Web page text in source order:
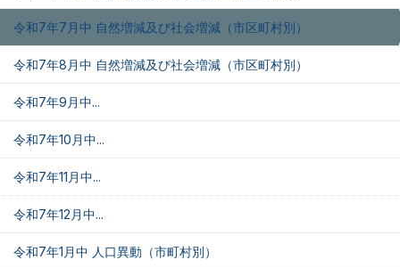
令和7年7月中 自然増減及び社会増減（市区町村別）
令和7年8月中 自然増減及び社会増減（市区町村別）
令和7年9月中...
令和7年10月中...
令和7年11月中...
令和7年12月中...
令和7年1月中 人口異動（市町村別）